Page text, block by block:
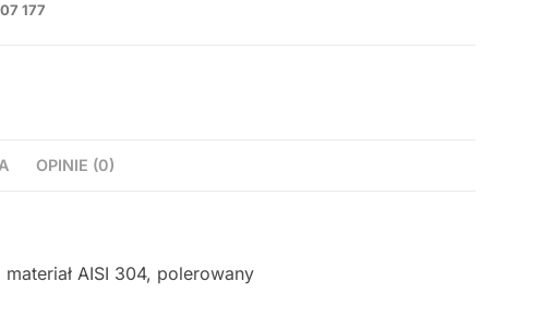
177
OPINIE (0)
AISI 304, polerowany